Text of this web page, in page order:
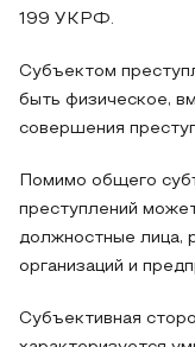
199 УКРФ.
Субъектом
быть физическое,
совершения
Помимо общего
преступлений
должностные лица,
организаций и
Субъективная